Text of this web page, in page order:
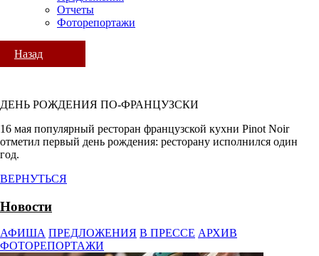
Отчеты
Фоторепортажи
Назад
ДЕНЬ РОЖДЕНИЯ ПО-ФРАНЦУЗСКИ
16 мая популярный ресторан французской кухни Pinot Noir
отметил первый день рождения: ресторану исполнился один
год.
ВЕРНУТЬСЯ
Новости
АФИША ПРЕДЛОЖЕНИЯ В ПРЕССЕ АРХИВ
ФОТОРЕПОРТАЖИ